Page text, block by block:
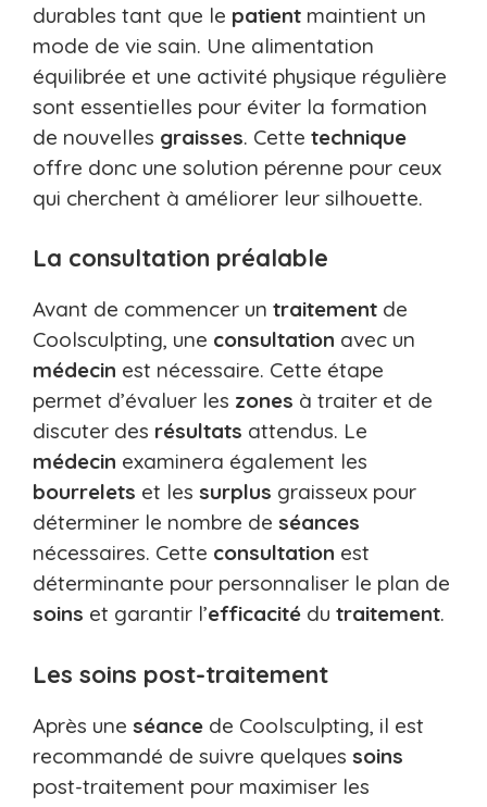
durables tant que le patient maintient un
mode de vie sain. Une alimentation
équilibrée et une activité physique régulière
sont essentielles pour éviter la formation
de nouvelles graisses. Cette technique
offre donc une solution pérenne pour ceux
qui cherchent à améliorer leur silhouette.
La consultation préalable
Avant de commencer un traitement de
Coolsculpting, une consultation avec un
médecin est nécessaire. Cette étape
permet d’évaluer les zones à traiter et de
discuter des résultats attendus. Le
médecin examinera également les
bourrelets et les surplus graisseux pour
déterminer le nombre de séances
nécessaires. Cette consultation est
déterminante pour personnaliser le plan de
soins et garantir l’efficacité du traitement.
Les soins post-traitement
Après une séance de Coolsculpting, il est
recommandé de suivre quelques soins
post-traitement pour maximiser les